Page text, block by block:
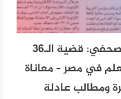
تقرير صحفي: قضية الـ36
في مصر – معاناة
ومطالب عادلة